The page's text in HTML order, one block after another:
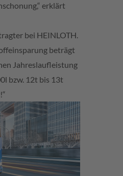
erklärt
bei HEINLOTH.
beträgt
Jahreslaufleistung
bzw. 12t bis 13t